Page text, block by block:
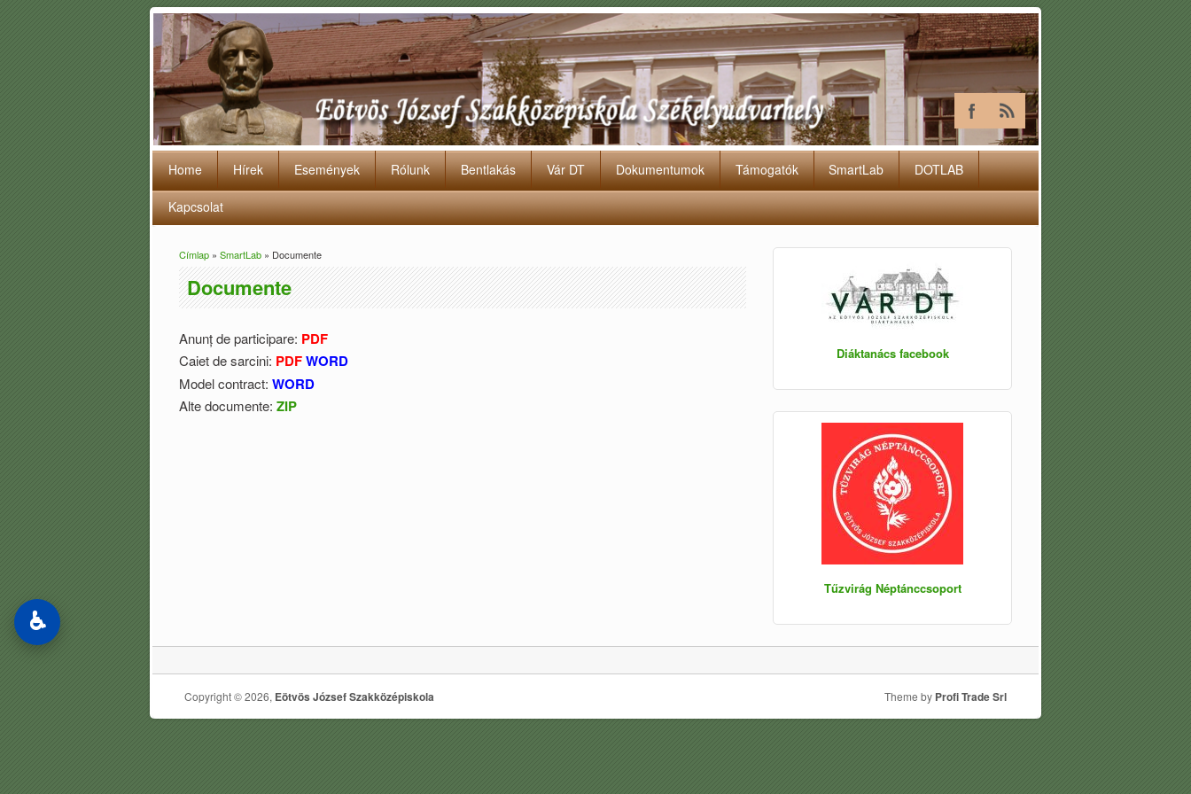
Home Hírek Események Rólunk Bentlakás Vár DT Dokumentumok Támogatók SmartLab DOTLAB
Kapcsolat
Jelenlegi hely
Címlap » SmartLab » Documente
Documente
Anunț de participare: PDF
Caiet de sarcini: PDFWORD
Model contract: WORD
Alte documente: ZIP
Diáktanács facebook
Tűzvirág Néptánccsoport
Copyright © 2026, Eötvös József Szakközépiskola Theme by Profi Trade Srl
♿